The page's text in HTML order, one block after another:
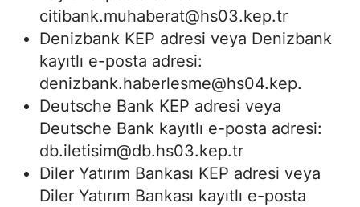
citibank.muhaberat@hs03.kep.tr
Denizbank KEP adresi veya Denizbank
kayıtlı e-posta adresi:
denizbank.haberlesme@hs04.kep.
Deutsche Bank KEP adresi veya
Deutsche Bank kayıtlı e-posta adresi:
db.iletisim@db.hs03.kep.tr
Diler Yatırım Bankası KEP adresi veya
Diler Yatırım Bankası kayıtlı e-posta